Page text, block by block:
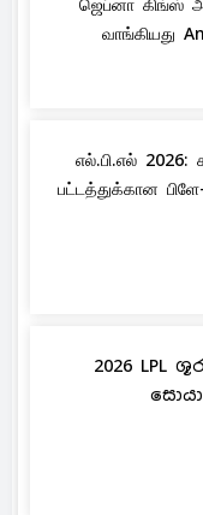
ஜெப்னா கிங்ஸ்
வாங்கியது
எல்.பி.எல் 2026:
பட்டத்துக்கான
2026 LPL